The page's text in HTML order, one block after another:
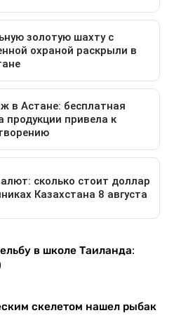
в школе Таиланда:
скелетом нашел рыбак